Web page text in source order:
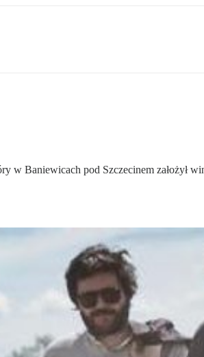
w Baniewicach pod Szczecinem założył